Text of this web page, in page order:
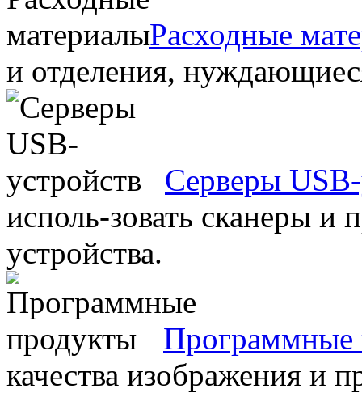
Расходные
и отделения,
Серверы
исполь-зовать сканеры и
устройства.
Программные
качества изображения и